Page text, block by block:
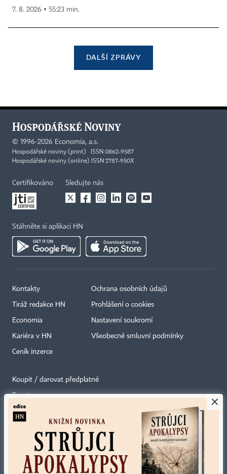
7. 8. 2026 ▪ 55:23 min.
DALŠÍ ZPRÁVY
© 1996-2026 Economia, a.s.
Hospodářské noviny (print) ISSN 0862-9587
Hospodářské noviny (online) ISSN 2787-950X
Certifikováno Sledujte nás
Stáhněte si aplikaci HN
Kontakty
Tiráž redakce HN
Economia
Kariéra v HN
Ceník inzerce
Ochrana osobních údajů
Prohlášení o cookies
Nastavení soukromí
Všeobecné smluvní podmínky
Koupit / darovat předplatné
Eventy
Newslettery
Autorská práva vykonává vydavatel. Bez písemného svolení vydavatele je
×